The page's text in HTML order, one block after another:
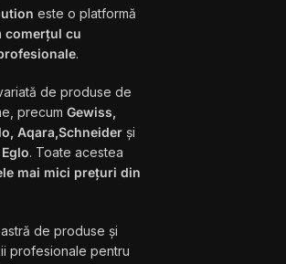
este o platformă
comerțul cu
.
de produse de
precum Gewiss,
Aqara,Schneider și
Eglo. Toate acestea
mai mici prețuri din
de produse și
profesionale pentru